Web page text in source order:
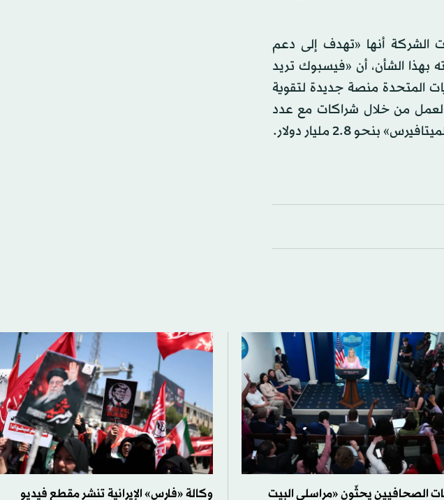
الشركة أنها «تهدف إلى دعم
الشأن، أن «فيسبوك تريد
المتحدة منصة جديدة لتقوية
العمل من خلال شراكات مع عدد
2.8 مليار دولار.
الصحافيين يحثّون «مراسلي البيت وكالة «فارس» الإيرانية تنشر مقطع فيديو